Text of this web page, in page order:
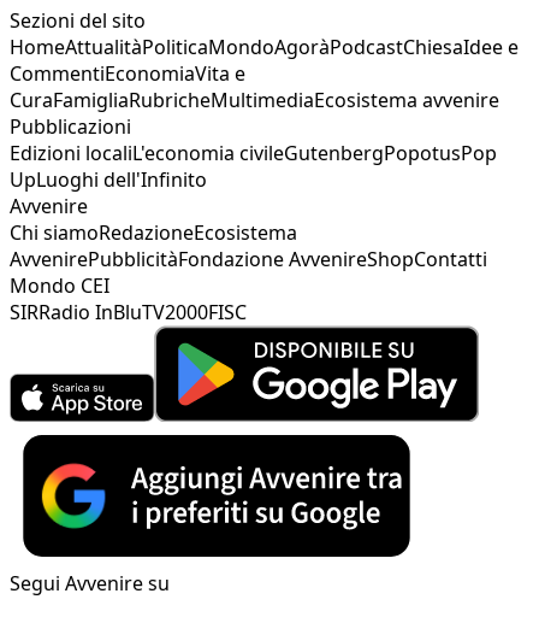
Sezioni del sito
HomeAttualitàPoliticaMondoAgoràPodcastChiesaIdee e
CommentiEconomiaVita e
CuraFamigliaRubricheMultimediaEcosistema avvenire
Pubblicazioni
Edizioni localiL'economia civileGutenbergPopotusPop
UpLuoghi dell'Infinito
Avvenire
Chi siamoRedazioneEcosistema
AvvenirePubblicitàFondazione AvvenireShopContatti
Mondo CEI
SIRRadio InBluTV2000FISC
Segui Avvenire su